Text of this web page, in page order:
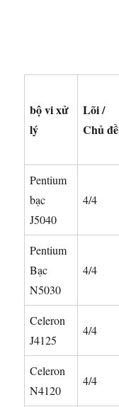
bộ vi xử
lý
Lõi /
Chủ đề
Pentium
bạc
J5040
4/4
Pentium
Bạc
N5030
4/4
Celeron
J4125
4/4
Celeron
N4120
4/4